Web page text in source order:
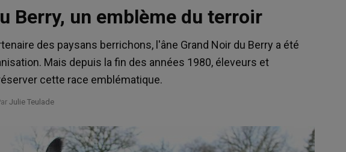
Berry, un emblème du terroir
des paysans berrichons, l'âne Grand Noir du Berry a été
Mais depuis la fin des années 1980, éleveurs et
cette race emblématique.
Julie Teulade